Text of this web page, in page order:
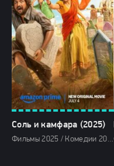
Соль и камфара (2025)
Фильмы 2025 / Комедии 2025 / Зарубежные фильмы 2025 / Фильмы лета 2025 / Новинки кино 2025 / Последние фильмы 2025 / Смотреть фильмы онлайн